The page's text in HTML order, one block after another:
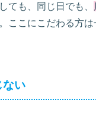
ても、同じ日でも、
ここにこだわる方
ない